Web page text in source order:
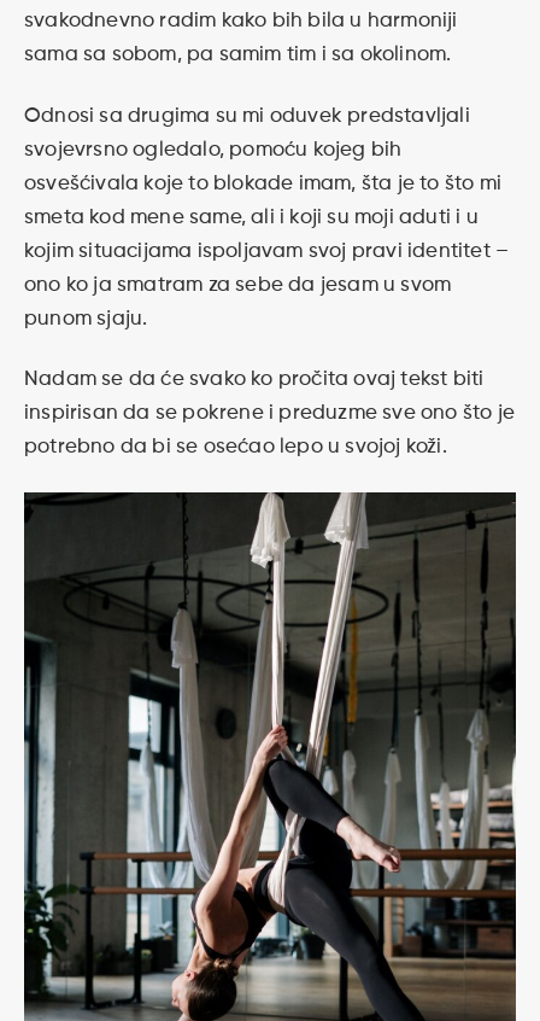
svakodnevno radim kako bih bila u harmoniji
sama sa sobom, pa samim tim i sa okolinom.
Odnosi sa drugima su mi oduvek predstavljali
svojevrsno ogledalo, pomoću kojeg bih
osvešćivala koje to blokade imam, šta je to što mi
smeta kod mene same, ali i koji su moji aduti i u
kojim situacijama ispoljavam svoj pravi identitet –
ono ko ja smatram za sebe da jesam u svom
punom sjaju.
Nadam se da će svako ko pročita ovaj tekst biti
inspirisan da se pokrene i preduzme sve ono što je
potrebno da bi se osećao lepo u svojoj koži.